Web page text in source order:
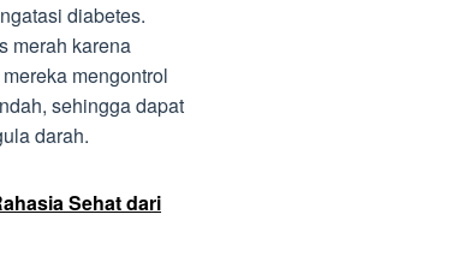
diabetes.
merah karena
mengontrol
sehingga dapat
darah.
Sehat dari